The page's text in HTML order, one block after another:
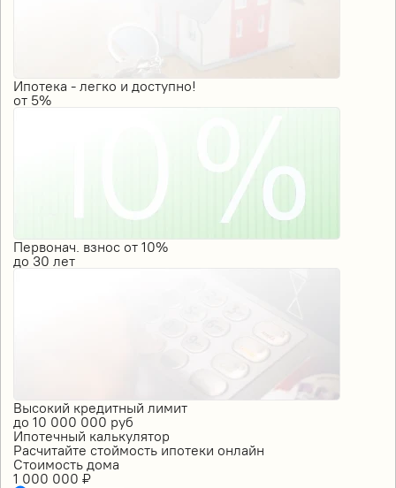
Ипотека - легко и доступно!
от 5%
Первонач. взнос от 10%
до30 лет
Высокий кредитный лимит
до 10 000 000 руб
Ипотечный калькулятор
Расчитайте стоймость ипотеки онлайн
Стоимость дома
1 000 000 ₽